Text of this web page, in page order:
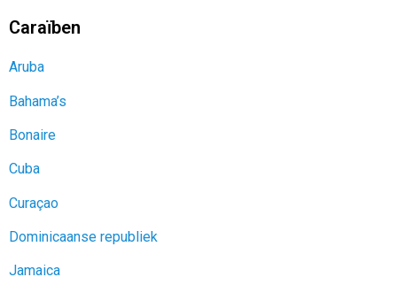
Aruba
Bahama’s
Bonaire
Cuba
Curaçao
Dominicaanse republiek
Jamaica